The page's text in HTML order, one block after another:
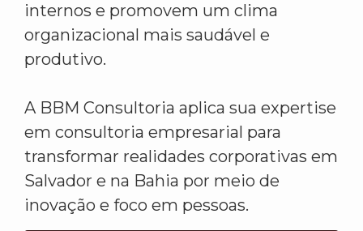
internos e promovem um clima
organizacional mais saudável e
produtivo.
A BBM Consultoria aplica sua expertise
em consultoria empresarial para
transformar realidades corporativas em
Salvador e na Bahia por meio de
inovação e foco em pessoas.